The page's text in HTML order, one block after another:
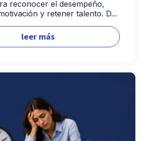
reconocer el desempeño,
y retener talento. D...
leer más